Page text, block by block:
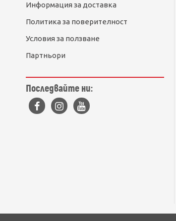
Информация за доставка
Политика за поверителност
Условия за ползване
Партньори
Последвайте ни: